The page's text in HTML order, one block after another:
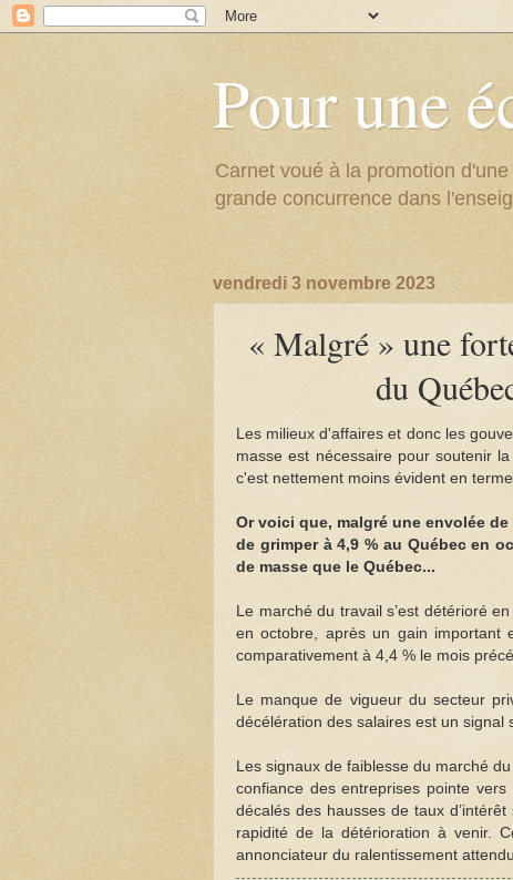
Pour une
Carnet voué à la promotion
grande concurrence dans
vendredi 3 novembre 2023
« Malgré » une
du
Les milieux d'affaires et donc les
masse est nécessaire pour soutenir
c'est nettement moins évident en
Or voici que, malgré une envolée
de grimper à 4,9 % au Québec en
de masse que le Québec...
Le marché du travail s’est détérioré
en octobre, après un gain important
comparativement à 4,4 % le mois
Le manque de vigueur du secteur
décélération des salaires est un signal
Les signaux de faiblesse du marché
confiance des entreprises pointe
décalés des hausses de taux
rapidité de la détérioration à venir.
annonciateur du ralentissement